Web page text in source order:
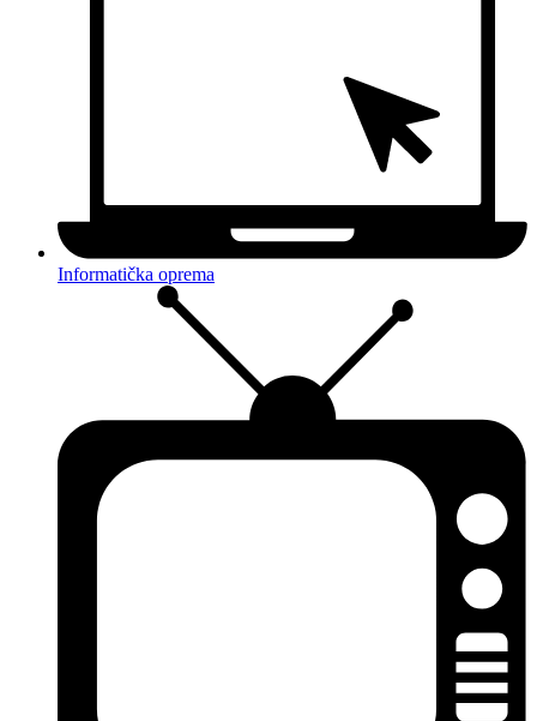
Informatička oprema